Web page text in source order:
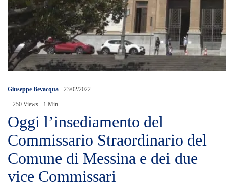
Giuseppe Bevacqua - 23/02/2022
250 Views 1 Min
Oggi l’insediamento del
Commissario Straordinario del
Comune di Messina e dei due
vice Commissari